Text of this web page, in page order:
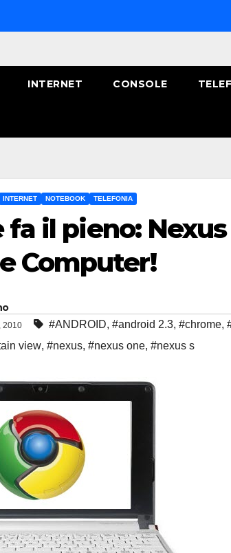
INTERNET CONSOLE
INTERNET NOTEBOOK TELEFONIA
fa il pieno: Nexus
Computer!
2010 #ANDROID, #android 2.3, #chrome,
view, #nexus, #nexus one, #nexus s